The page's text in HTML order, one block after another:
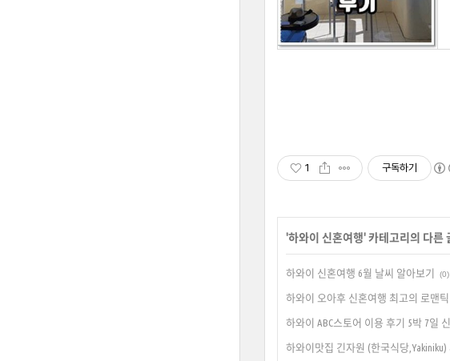
1 구독하기
'하와이 신혼여행' 카테고리의 다른
하와이 신혼여행 6월 날씨 알아보기 (0)
하와이 오아후 신혼여행 최고의 로맨
하와이 ABC스토어 이용 후기 5박 7일
하와이맛집 긴자원 (한국식당,Yakiniku)